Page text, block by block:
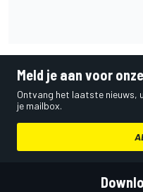
Meld je aan voor
Ontvang het laatste nieuws,
je mailbox.